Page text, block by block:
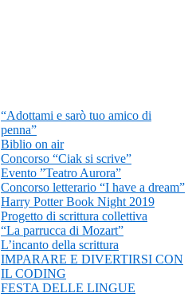
“Adottami e sarò tuo amico di
penna”
Biblio on air
Concorso “Ciak si scrive”
Evento ”Teatro Aurora”
Concorso letterario “I have a dream”
Harry Potter Book Night 2019
Progetto di scrittura collettiva
“La parrucca di Mozart”
L’incanto della scrittura
IMPARARE E DIVERTIRSI CON
IL CODING
FESTA DELLE LINGUE